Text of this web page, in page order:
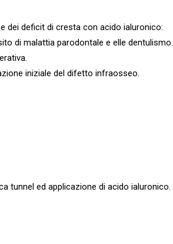
dei deficit di cresta con acido ialuronico:
di malattia parodontale e elle dentulismo.
iniziale del difetto infraosseo.
tunnel ed applicazione di acido ialuronico.